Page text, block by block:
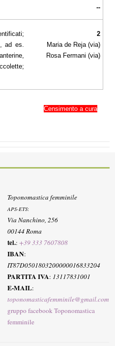
--
ad es.
2
Maria de Reja (via)
Rosa Fermani (via)
Censimento a cura
Toponomastica femminile
APS-ETS:
Via Nanchino, 256
00144 Roma
tel.:+39 333 7607808
IBAN:
IT87D0501803200000016833204
PARTITA IVA: 13117831001
E-MAIL:
toponomasticafemminile@gmail.com
gruppo facebook Toponomastica
femminile